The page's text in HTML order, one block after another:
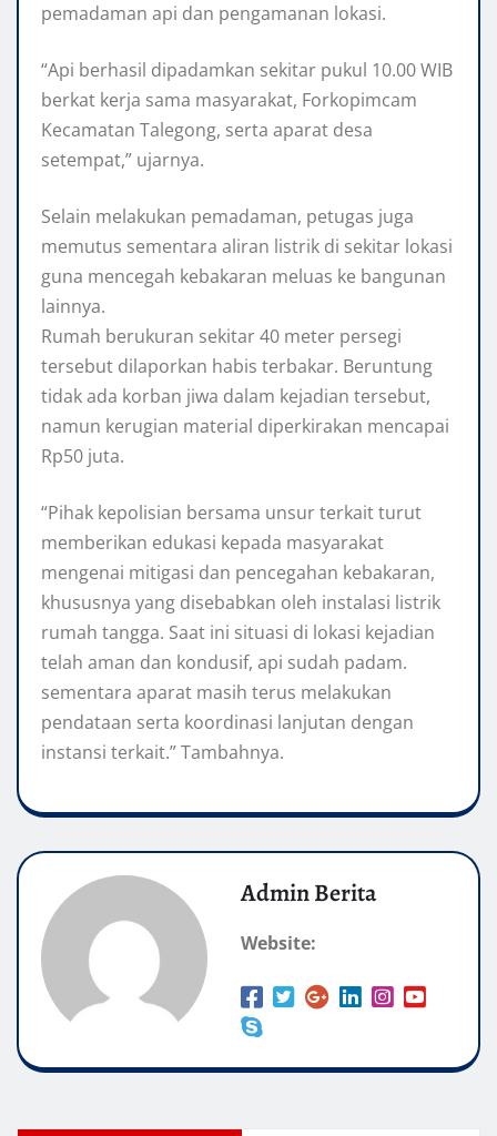
pemadaman api dan pengamanan lokasi.
“Api berhasil dipadamkan sekitar pukul 10.00 WIB
berkat kerja sama masyarakat, Forkopimcam
Kecamatan Talegong, serta aparat desa
setempat,” ujarnya.
Selain melakukan pemadaman, petugas juga
memutus sementara aliran listrik di sekitar lokasi
guna mencegah kebakaran meluas ke bangunan
lainnya.
Rumah berukuran sekitar 40 meter persegi
tersebut dilaporkan habis terbakar. Beruntung
tidak ada korban jiwa dalam kejadian tersebut,
namun kerugian material diperkirakan mencapai
Rp50 juta.
“Pihak kepolisian bersama unsur terkait turut
memberikan edukasi kepada masyarakat
mengenai mitigasi dan pencegahan kebakaran,
khususnya yang disebabkan oleh instalasi listrik
rumah tangga. Saat ini situasi di lokasi kejadian
telah aman dan kondusif, api sudah padam.
sementara aparat masih terus melakukan
pendataan serta koordinasi lanjutan dengan
instansi terkait.” Tambahnya.
Admin Berita
Website: